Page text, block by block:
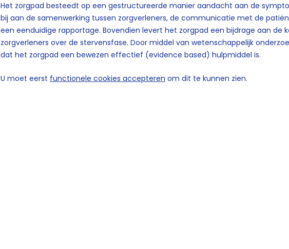
Het zorgpad besteedt op een gestructureerde manier aandacht aan de
bij aan de samenwerking tussen zorgverleners, de communicatie met de
een eenduidige rapportage. Bovendien levert het zorgpad een bijdrage aan de
zorgverleners over de stervensfase. Door middel van wetenschappelijk
dat het zorgpad een bewezen effectief (evidence based) hulpmiddel is.
U moet eerst functionele cookies accepteren om dit te kunnen zien.